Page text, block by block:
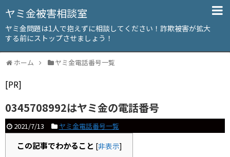
ヤミ金被害相談室
ヤミ金問題は1人で抱えずに相談してください！詐欺被害が拡大
する前にストップさせましょう！
ホーム ヤミ金電話番号一覧
[PR]
0345708992はヤミ金の電話番号
2021/7/13 ヤミ金電話番号一覧
この記事でわかること [非表示]